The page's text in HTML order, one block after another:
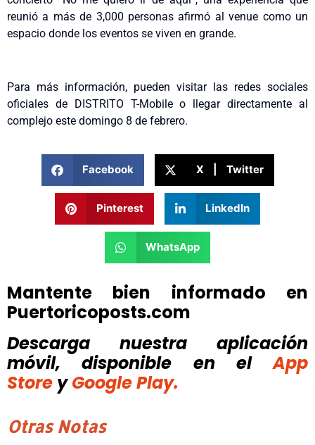
reunió a más de 3,000 personas afirmó al venue como un
espacio donde los eventos se viven en grande.
Para más información, pueden visitar las redes sociales
oficiales de DISTRITO T-Mobile o llegar directamente al
complejo este domingo 8 de febrero.
Facebook X | Twitter
Pinterest LinkedIn
WhatsApp
Mantente bien informado en
Puertoricoposts.com
Descarga nuestra aplicación
móvil, disponible
en el
App
Store y Google Play.
Otras Notas